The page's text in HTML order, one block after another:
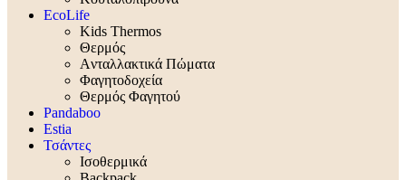
EcoLife
Kids Thermos
Θερμός
Aνταλλακτικά Πώματα
Φαγητοδοχεία
Θερμός Φαγητού
Pandaboo
Estia
Τσάντες
Ισοθερμικά